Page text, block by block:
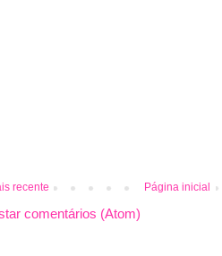
recente Página inicial
comentários (Atom)